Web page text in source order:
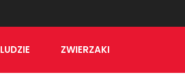
LUDZIE ZWIERZAKI